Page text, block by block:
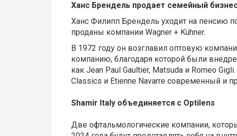
Ханс Брендель продает семейный
Ханс Филипп Брендель уходит на пенсию
проданы компании Wagner + Kühner.
В 1972 году он возглавил оптовую
компанию, благодаря которой были
как Jean Paul Gaultier, Matsuda и Romeo
Classics и Etienne Navarre современный и
Shamir Italy объединяется с Optilens
Две офтальмологические компании,